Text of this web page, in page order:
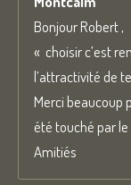
Bonjour Robert ,
« choisir c’est
l’attractivité de
Merci beaucoup
été touché par le
Amitiés